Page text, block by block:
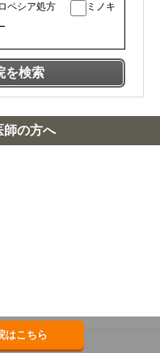
はこちら
ペシア処方
ミノキ
師の方へ
reserved.